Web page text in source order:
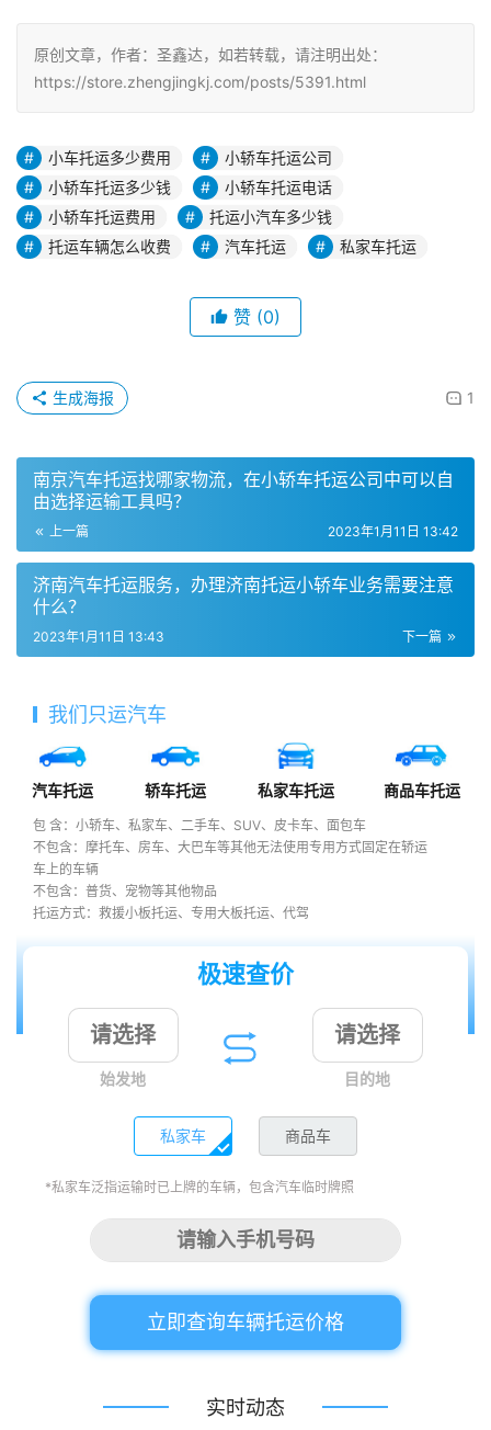
原创文章，作者：圣鑫达，如若转载，请注明出处：
https://store.zhengjingkj.com/posts/5391.html
小车托运多少费用
小轿车托运公司
小轿车托运多少钱
小轿车托运电话
小轿车托运费用
托运小汽车多少钱
托运车辆怎么收费
汽车托运 私家车托运
赞 (0)
1
生成海报
南京汽车托运找哪家物流，在小轿车托运公司中可以自
由选择运输工具吗？
上一篇 2023年1月11日 13:42
济南汽车托运服务，办理济南托运小轿车业务需要注意
什么？
下一篇
2023年1月11日 13:43
我们只运汽车
汽车托运 轿车托运 私家车托运 商品车托运
包 含：小轿车、私家车、二手车、SUV、皮卡车、面包车
不包含：摩托车、房车、大巴车等其他无法使用专用方式固定在轿运
车上的车辆
不包含：普货、宠物等其他物品
托运方式：救援小板托运、专用大板托运、代驾
极速查价
始发地 目的地
私家车 商品车
*私家车泛指运输时已上牌的车辆，包含汽车临时牌照
立即查询车辆托运价格
实时动态